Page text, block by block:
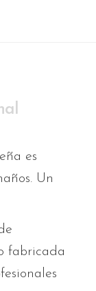
es
Un
fabricada